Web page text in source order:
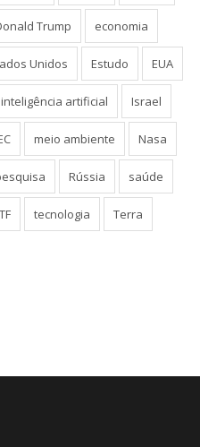
Trump economia
Unidos Estudo EUA
inteligência artificial Israel
meio ambiente Nasa
Rússia saúde
tecnologia Terra